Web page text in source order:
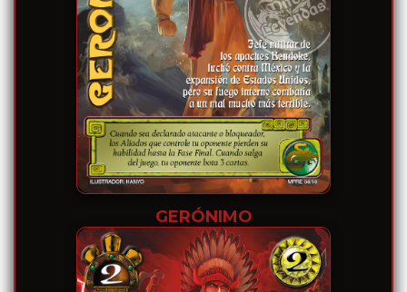
GERÓNIMO